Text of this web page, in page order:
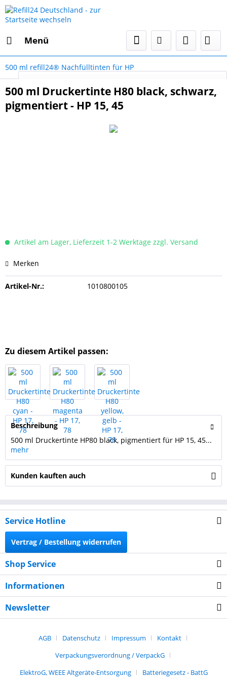
Menü
500 ml refill24® Nachfülltinten für HP
500 ml Druckertinte H80 black, schwarz,
pigmentiert - HP 15, 45
Artikel am Lager, Lieferzeit 1-2 Werktage zzgl. Versand
Merken
Artikel-Nr.: 1010800105
Zu diesem Artikel passen:
Beschreibung
500 ml Druckertinte HP80 black, pigmentiert für HP 15, 45...
mehr
Kunden kauften auch
Service Hotline
Vertrag / Bestellung widerrufen
Shop Service
Informationen
Newsletter
AGB Datenschutz Impressum
Kontakt
Verpackungsverordnung / VerpackG
ElektroG, WEEE Altgeräte-Entsorgung
Batteriegesetz - BattG